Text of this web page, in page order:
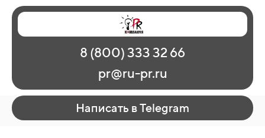
Главная
Наши работы
О рекламе
Регионы
Контакты
8 (800) 333 32 66
pr@ru-pr.ru
Написать в Telegram